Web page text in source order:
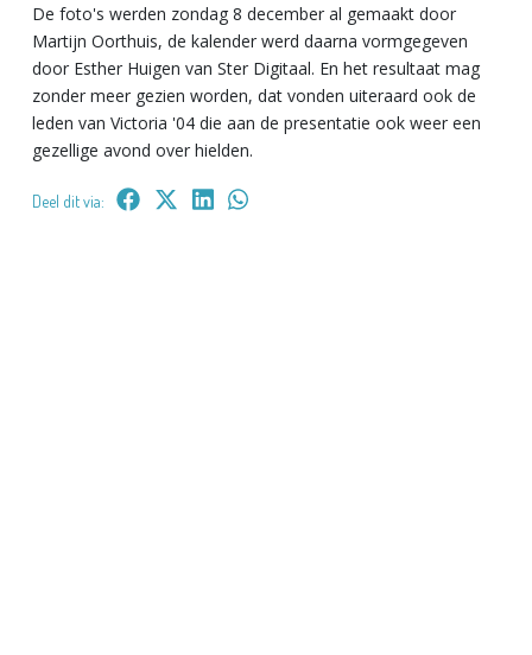
De foto's werden zondag 8 december al gemaakt door
Martijn Oorthuis, de kalender werd daarna vormgegeven
door Esther Huigen van Ster Digitaal. En het resultaat mag
zonder meer gezien worden, dat vonden uiteraard ook de
leden van Victoria '04 die aan de presentatie ook weer een
gezellige avond over hielden.
Deel dit via: